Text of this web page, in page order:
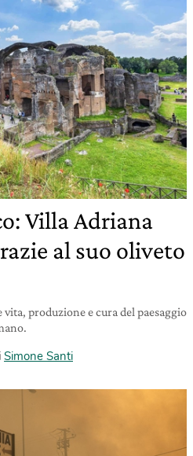
Villa Adriana
al suo oliveto
produzione e cura del paesaggio
Simone Santi